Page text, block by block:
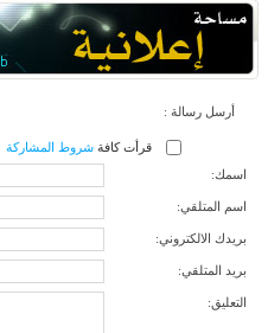
أرسل رسالة :
قرأت كافة شروط المشاركة
اسمك:
اسم المتلقي:
بريدك الالكتروني:
بريد المتلقي:
التعليق: